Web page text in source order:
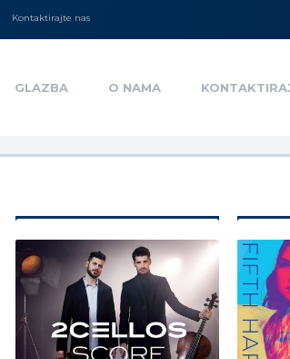
Kontaktirajte nas
GLAZBA O NAMA